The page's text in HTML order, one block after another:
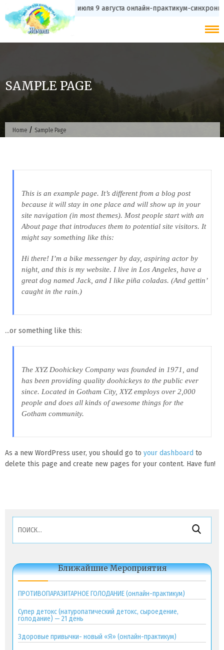
to
content
с 20 июля 9 августа онлайн-практикум-
SAMPLE PAGE
Home / Sample Page
This is an example page. It’s different from a blog post
because it will stay in one place and will show up in your
site navigation (in most themes). Most people start with an
About page that introduces them to potential site visitors. It
might say something like this:
Hi there! I’m a bike messenger by day, aspiring actor by
night, and this is my website. I live in Los Angeles, have a
great dog named Jack, and I like piña coladas. (And gettin’
caught in the rain.)
…or something like this:
The XYZ Doohickey Company was founded in 1971, and
has been providing quality doohickeys to the public ever
since. Located in Gotham City, XYZ employs over 2,000
people and does all kinds of awesome things for the
Gotham community.
As a new WordPress user, you should go to your dashboard to
delete this page and create new pages for your content. Have fun!
Найти:
Ближайшие Мероприятия
ПРОТИВОПАРАЗИТАРНОЕ ГОЛОДАНИЕ (онлайн-практикум)
Супер детокс (натуропатический детокс, сыроедение,
голодание) — 21 день
Здоровые привычки- новый «Я» (онлайн-практикум)